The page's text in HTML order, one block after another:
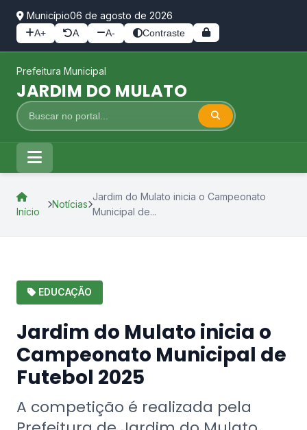
Município06 de agosto de 2026
A+ A A- Contraste
Prefeitura Municipal
JARDIM DO MULATO
Início
Notícias
Jardim do Mulato inicia o Campeonato
Municipal de...
EDUCAÇÃO
Jardim do Mulato inicia o
Campeonato Municipal de
Futebol 2025
A competição é realizada pela